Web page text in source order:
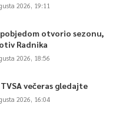
2026, 19:11
otvorio sezonu,
Radnika
2026, 18:56
večeras gledajte
2026, 16:04